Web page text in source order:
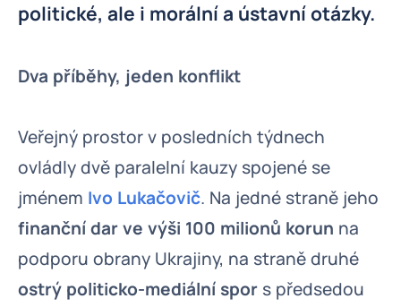
politické, ale i morální a ústavní otázky.
Dva příběhy, jeden konflikt
Veřejný prostor v posledních týdnech
ovládly dvě paralelní kauzy spojené se
jménem Ivo Lukačovič. Na jedné straně jeho
finanční dar ve výši 100 milionů korun na
podporu obrany Ukrajiny, na straně druhé
ostrý politicko-mediální spor s předsedou